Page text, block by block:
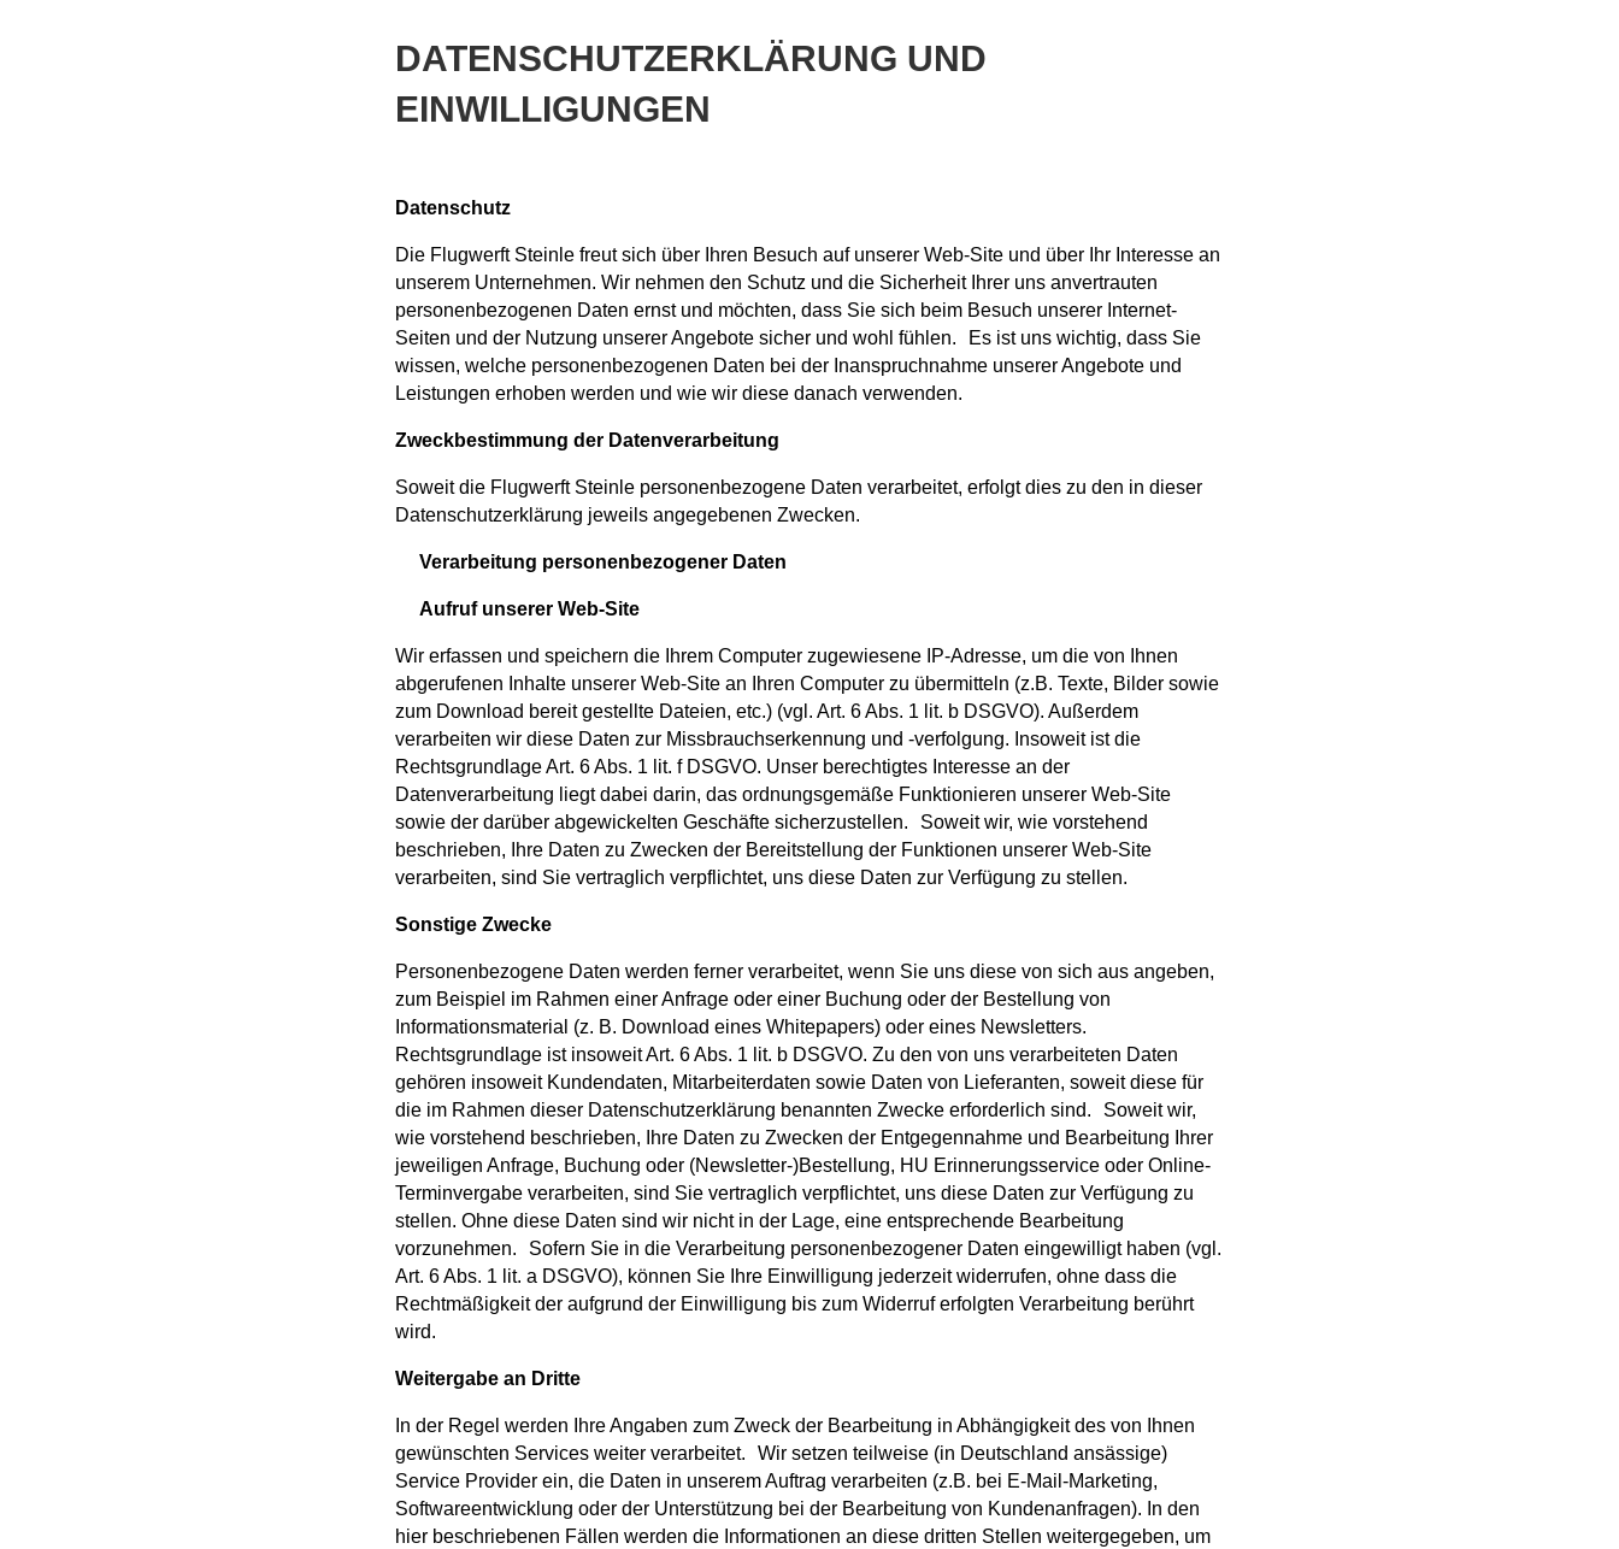
DATENSCHUTZERKLÄRUNG UND
EINWILLIGUNGEN
Datenschutz
Die Flugwerft Steinle freut sich über Ihren Besuch auf unserer Web-Site und über Ihr Interesse an
unserem Unternehmen. Wir nehmen den Schutz und die Sicherheit Ihrer uns anvertrauten
personenbezogenen Daten ernst und möchten, dass Sie sich beim Besuch unserer Internet-
Seiten und der Nutzung unserer Angebote sicher und wohl fühlen. Es ist uns wichtig, dass Sie
wissen, welche personenbezogenen Daten bei der Inanspruchnahme unserer Angebote und
Leistungen erhoben werden und wie wir diese danach verwenden.
Zweckbestimmung der Datenverarbeitung
Soweit die Flugwerft Steinle personenbezogene Daten verarbeitet, erfolgt dies zu den in dieser
Datenschutzerklärung jeweils angegebenen Zwecken.
Verarbeitung personenbezogener Daten
Aufruf unserer Web-Site
Wir erfassen und speichern die Ihrem Computer zugewiesene IP-Adresse, um die von Ihnen
abgerufenen Inhalte unserer Web-Site an Ihren Computer zu übermitteln (z.B. Texte, Bilder sowie
zum Download bereit gestellte Dateien, etc.) (vgl. Art. 6 Abs. 1 lit. b DSGVO). Außerdem
verarbeiten wir diese Daten zur Missbrauchserkennung und -verfolgung. Insoweit ist die
Rechtsgrundlage Art. 6 Abs. 1 lit. f DSGVO. Unser berechtigtes Interesse an der
Datenverarbeitung liegt dabei darin, das ordnungsgemäße Funktionieren unserer Web-Site
sowie der darüber abgewickelten Geschäfte sicherzustellen. Soweit wir, wie vorstehend
beschrieben, Ihre Daten zu Zwecken der Bereitstellung der Funktionen unserer Web-Site
verarbeiten, sind Sie vertraglich verpflichtet, uns diese Daten zur Verfügung zu stellen.
Sonstige Zwecke
Personenbezogene Daten werden ferner verarbeitet, wenn Sie uns diese von sich aus angeben,
zum Beispiel im Rahmen einer Anfrage oder einer Buchung oder der Bestellung von
Informationsmaterial (z. B. Download eines Whitepapers) oder eines Newsletters.
Rechtsgrundlage ist insoweit Art. 6 Abs. 1 lit. b DSGVO. Zu den von uns verarbeiteten Daten
gehören insoweit Kundendaten, Mitarbeiterdaten sowie Daten von Lieferanten, soweit diese für
die im Rahmen dieser Datenschutzerklärung benannten Zwecke erforderlich sind. Soweit wir,
wie vorstehend beschrieben, Ihre Daten zu Zwecken der Entgegennahme und Bearbeitung Ihrer
jeweiligen Anfrage, Buchung oder (Newsletter-)Bestellung, HU Erinnerungsservice oder Online-
Terminvergabe verarbeiten, sind Sie vertraglich verpflichtet, uns diese Daten zur Verfügung zu
stellen. Ohne diese Daten sind wir nicht in der Lage, eine entsprechende Bearbeitung
vorzunehmen. Sofern Sie in die Verarbeitung personenbezogener Daten eingewilligt haben (vgl.
Art. 6 Abs. 1 lit. a DSGVO), können Sie Ihre Einwilligung jederzeit widerrufen, ohne dass die
Rechtmäßigkeit der aufgrund der Einwilligung bis zum Widerruf erfolgten Verarbeitung berührt
wird.
Weitergabe an Dritte
In der Regel werden Ihre Angaben zum Zweck der Bearbeitung in Abhängigkeit des von Ihnen
gewünschten Services weiter verarbeitet. Wir setzen teilweise (in Deutschland ansässige)
Service Provider ein, die Daten in unserem Auftrag verarbeiten (z.B. bei E-Mail-Marketing,
Softwareentwicklung oder der Unterstützung bei der Bearbeitung von Kundenanfragen). In den
hier beschriebenen Fällen werden die Informationen an diese dritten Stellen weitergegeben, um